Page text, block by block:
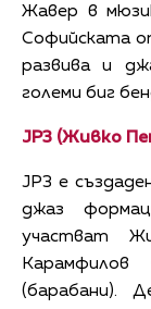
Жавер в
Софийската
развива и
големи биг
JP3 (Живко
JP3 е
джаз
участват
(барабани).